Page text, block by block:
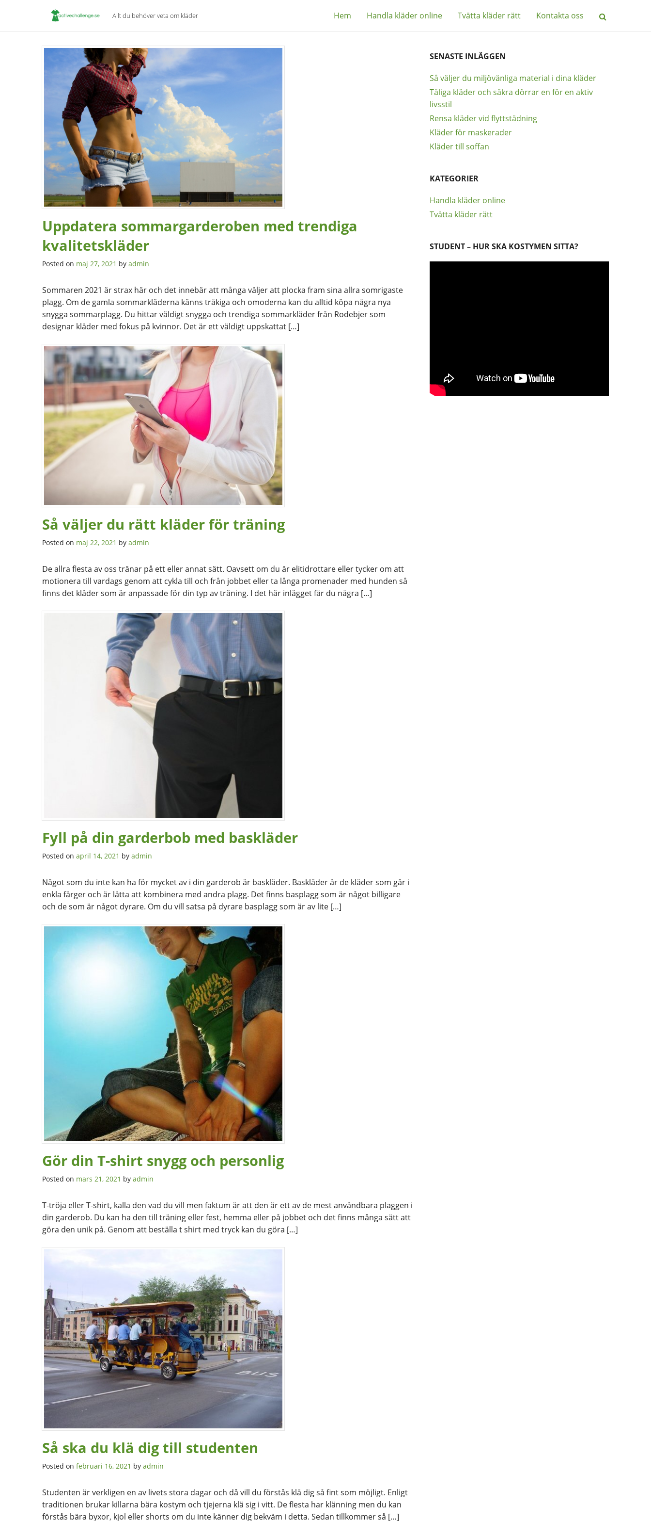
Allt du behöver veta om kläder Hem Handla kläder online Tvätta kläder rätt Kontakta oss
Uppdatera sommargarderoben med trendiga
kvalitetskläder
Posted on maj 27, 2021 by admin
Sommaren 2021 är strax här och det innebär att många väljer att plocka fram sina allra somrigaste
plagg. Om de gamla sommarkläderna känns tråkiga och omoderna kan du alltid köpa några nya
snygga sommarplagg. Du hittar väldigt snygga och trendiga sommarkläder från Rodebjer som
designar kläder med fokus på kvinnor. Det är ett väldigt uppskattat […]
Så väljer du rätt kläder för träning
Posted on maj 22, 2021 by admin
De allra flesta av oss tränar på ett eller annat sätt. Oavsett om du är elitidrottare eller tycker om att
motionera till vardags genom att cykla till och från jobbet eller ta långa promenader med hunden så
finns det kläder som är anpassade för din typ av träning. I det här inlägget får du några […]
Fyll på din garderbob med baskläder
Posted on april 14, 2021 by admin
Något som du inte kan ha för mycket av i din garderob är baskläder. Baskläder är de kläder som går i
enkla färger och är lätta att kombinera med andra plagg. Det finns basplagg som är något billigare
och de som är något dyrare. Om du vill satsa på dyrare basplagg som är av lite […]
Gör din T-shirt snygg och personlig
Posted on mars 21, 2021 by admin
T-tröja eller T-shirt, kalla den vad du vill men faktum är att den är ett av de mest användbara plaggen i
din garderob. Du kan ha den till träning eller fest, hemma eller på jobbet och det finns många sätt att
göra den unik på. Genom att beställa t shirt med tryck kan du göra […]
Så ska du klä dig till studenten
Posted on februari 16, 2021 by admin
Studenten är verkligen en av livets stora dagar och då vill du förstås klä dig så fint som möjligt. Enligt
traditionen brukar killarna bära kostym och tjejerna klä sig i vitt. De flesta har klänning men du kan
förstås bära byxor, kjol eller shorts om du inte känner dig bekväm i detta. Sedan tillkommer så […]
SENASTE INLÄGGEN
Så väljer du miljövänliga material i dina kläder
Tåliga kläder och säkra dörrar en för en aktiv
livsstil
Rensa kläder vid flyttstädning
Kläder för maskerader
Kläder till soffan
KATEGORIER
Handla kläder online
Tvätta kläder rätt
STUDENT – HUR SKA KOSTYMEN SITTA?